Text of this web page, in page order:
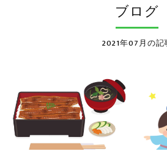
ブログ
2021年07月の記